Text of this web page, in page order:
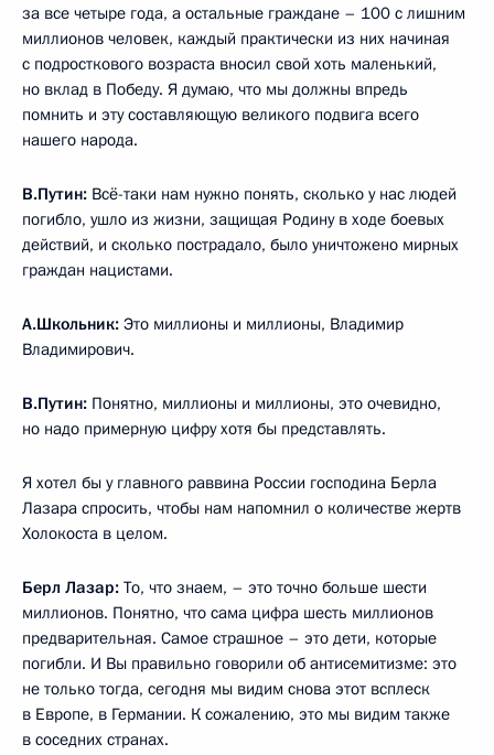
за все четыре года, а остальные граждане – 100 с лишним
миллионов человек, каждый практически из них начиная
с подросткового возраста вносил свой хоть маленький,
но вклад в Победу. Я думаю, что мы должны впредь
помнить и эту составляющую великого подвига всего
нашего народа.
В.Путин: Всё-таки нам нужно понять, сколько у нас людей
погибло, ушло из жизни, защищая Родину в ходе боевых
действий, и сколько пострадало, было уничтожено мирных
граждан нацистами.
А.Школьник: Это миллионы и миллионы, Владимир
Владимирович.
В.Путин: Понятно, миллионы и миллионы, это очевидно,
но надо примерную цифру хотя бы представлять.
Я хотел бы у главного раввина России господина Берла
Лазара спросить, чтобы нам напомнил о количестве жертв
Холокоста в целом.
Берл Лазар: То, что знаем, – это точно больше шести
миллионов. Понятно, что сама цифра шесть миллионов
предварительная. Самое страшное – это дети, которые
погибли. И Вы правильно говорили об антисемитизме: это
не только тогда, сегодня мы видим снова этот всплеск
в Европе, в Германии. К сожалению, это мы видим также
в соседних странах.